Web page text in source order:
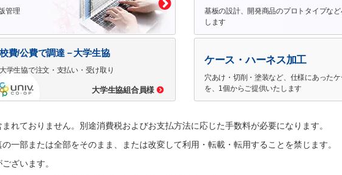
管理
校費/公費で調達－大学生協
大学生協で注文・支払い・受け取り
大学生協組合員様
基板の設計、開発商品のプロトタイプな
します
ケース・ハーネス加工
穴あけ・切削・塗装など、仕様にあった
を、1個からご提供いたします
れておりません。別途消費税およびお支払方法に応じた手数料が必要になります。
一部または全部をそのまま、または改変して利用・転載・転用することを禁じます。
ざいます。